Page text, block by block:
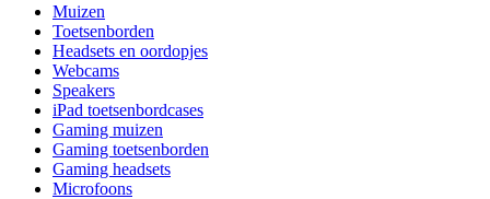
Muizen
Toetsenborden
Headsets en oordopjes
Webcams
Speakers
iPad toetsenbordcases
Gaming muizen
Gaming toetsenborden
Gaming headsets
Microfoons